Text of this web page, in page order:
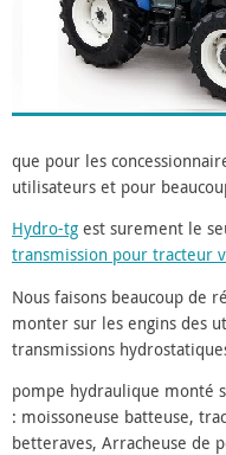
que pour les
utilisateurs et pour
Hydro-tg est surement le
transmission pour tracteur
Nous faisons beaucoup de
monter sur les engins des
transmissions
pompe hydraulique monté
: moissoneuse batteuse,
betteraves, Arracheuse de